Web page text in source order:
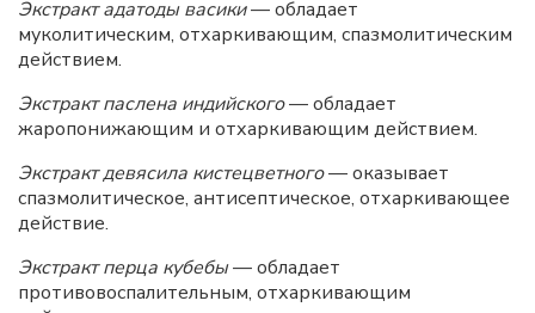
Экстракт адатоды васики— обладает
муколитическим, отхаркивающим, спазмолитическим
действием.
Экстракт паслена индийского— обладает
жаропонижающим и отхаркивающим действием.
Экстракт девясила кистецветного— оказывает
спазмолитическое, антисептическое, отхаркивающее
действие.
Экстракт перца кубебы— обладает
противовоспалительным, отхаркивающим